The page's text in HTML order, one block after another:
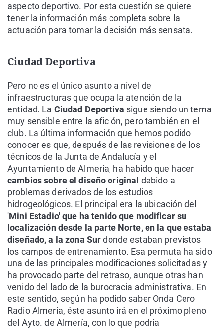
aspecto deportivo. Por esta cuestión se quiere
tener la información más completa sobre la
actuación para tomar la decisión más sensata.
Ciudad Deportiva
Pero no es el único asunto a nivel de
infraestructuras que ocupa la atención de la
entidad. La Ciudad Deportiva sigue siendo un tema
muy sensible entre la afición, pero también en el
club. La última información que hemos podido
conocer es que, después de las revisiones de los
técnicos de la Junta de Andalucía y el
Ayuntamiento de Almería, ha habido que hacer
cambios sobre el diseño original debido a
problemas derivados de los estudios
hidrogeológicos. El principal era la ubicación del
'Mini Estadio' que ha tenido que modificar su
localización desde la parte Norte, en la que estaba
diseñado, a la zona Surdonde estaban previstos
los campos de entrenamiento. Esa permuta ha sido
una de las principales modificaciones solicitadas y
ha provocado parte del retraso, aunque otras han
venido del lado de la burocracia administrativa. En
este sentido, según ha podido saber Onda Cero
Radio Almería, éste asunto irá en el próximo pleno
del Ayto. de Almería, con lo que podría